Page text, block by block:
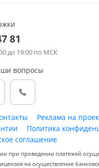
81
до 19:00 по МСК
вопросы
Реклама на
Политика
соглашение
при проведении платежей
на осуществление